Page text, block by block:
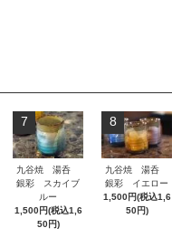
7
九谷焼 湯呑
銀彩 スカイブ
ルー
1,500円(税込1,6
50円)
8
九谷焼 湯呑
銀彩 イエロー
1,500円(税込1,6
50円)